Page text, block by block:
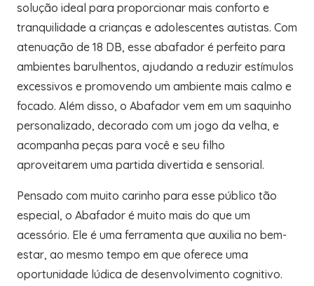
solução ideal para proporcionar mais conforto e
tranquilidade a crianças e adolescentes autistas. Com
atenuação de 18 DB, esse abafador é perfeito para
ambientes barulhentos, ajudando a reduzir estímulos
excessivos e promovendo um ambiente mais calmo e
focado. Além disso, o Abafador vem em um saquinho
personalizado, decorado com um jogo da velha, e
acompanha peças para você e seu filho
aproveitarem uma partida divertida e sensorial.
Pensado com muito carinho para esse público tão
especial, o Abafador é muito mais do que um
acessório. Ele é uma ferramenta que auxilia no bem-
estar, ao mesmo tempo em que oferece uma
oportunidade lúdica de desenvolvimento cognitivo.